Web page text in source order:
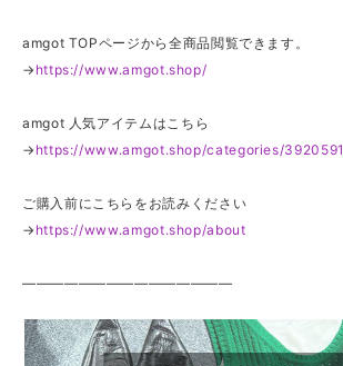
amgot TOPページから全商品閲覧できます。
→ https://www.amgot.shop/
amgot 人気アイテムはこちら
→ https://www.amgot.shop/categories/3920591
ご購入前にこちらをお読みください
→ https://www.amgot.shop/about
———————————————